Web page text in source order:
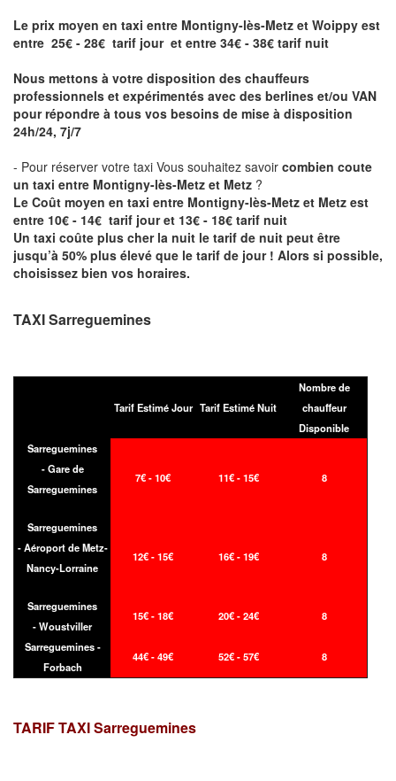
Le prix moyen en taxi entre Montigny-lès-Metz et Woippy est
entre 25€ - 28€ tarif jour et entre 34€ - 38€ tarif nuit
Nous mettons à votre disposition des chauffeurs
professionnels et expérimentés avec des berlines et/ou VAN
pour répondre à tous vos besoins de mise à disposition
24h/24, 7j/7
- Pour réserver votre taxi Vous souhaitez savoir combien coute
un taxi entre Montigny-lès-Metz et Metz ?
Le Coût moyen en taxi entre Montigny-lès-Metz et Metz est
entre 10€ - 14€ tarif jour et 13€ - 18€ tarif nuit
Un taxi coûte plus cher la nuit le tarif de nuit peut être
jusqu’à 50% plus élevé que le tarif de jour ! Alors si possible,
choisissez bien vos horaires.
TAXI Sarreguemines
Tarif Estimé Jour Tarif Estimé Nuit
Nombre de
chauffeur
Disponible
Sarreguemines
- Gare de
Sarreguemines
7€ - 10€ 11€ - 15€ 8
Sarreguemines
- Aéroport de Metz-
Nancy-Lorraine
12€ - 15€ 16€ - 19€ 8
Sarreguemines
- Woustviller
15€ - 18€ 20€ - 24€ 8
Sarreguemines -
Forbach
44€ - 49€ 52€ - 57€ 8
TARIF TAXISarreguemines